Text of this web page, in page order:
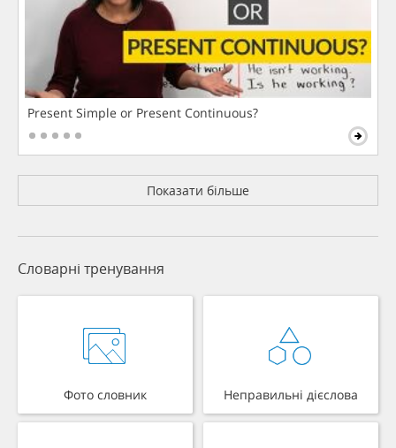
Present Simple or Present Continuous?
Показати більше
Словарні тренування
Фото словник Неправильні дієслова